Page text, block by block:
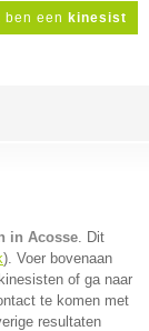
ben een kinesist
in Acosse. Dit
). Voer bovenaan
of ga naar
te komen met
resultaten